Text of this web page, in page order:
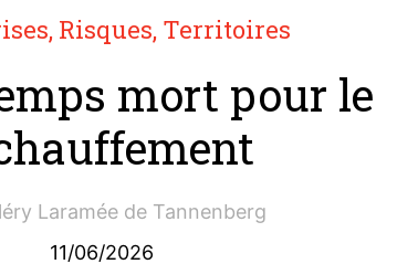
, Risques, Territoires
mort pour le
Laramée de Tannenberg
11/06/2026